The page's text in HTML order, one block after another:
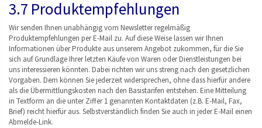
3.7 Produktempfehlungen
Wir senden Ihnen unabhängig vom Newsletter regelmäßig
Produktempfehlungen per E-Mail zu. Auf diese Weise lassen wir Ihnen
Informationen über Produkte aus unserem Angebot zukommen, für die Sie
sich auf Grundlage Ihrer letzten Käufe von Waren oder Dienstleistungen bei
uns interessieren könnten. Dabei richten wir uns streng nach den gesetzlichen
Vorgaben. Dem können Sie jederzeit widersprechen, ohne dass hierfür andere
als die Übermittlungskosten nach den Basistarifen entstehen. Eine Mitteilung
in Textform an die unter Ziffer 1 genannten Kontaktdaten (z.B. E-Mail, Fax,
Brief) reicht hierfür aus. Selbstverständlich finden Sie auch in jeder E-Mail einen
Abmelde-Link.